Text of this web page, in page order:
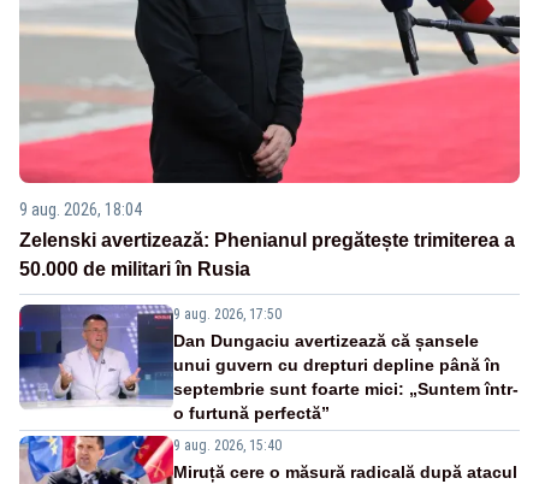
9 aug. 2026, 18:04
Zelenski avertizează: Phenianul pregătește trimiterea a
50.000 de militari în Rusia
9 aug. 2026, 17:50
Dan Dungaciu avertizează că șansele
unui guvern cu drepturi depline până în
septembrie sunt foarte mici: „Suntem într-
o furtună perfectă”
9 aug. 2026, 15:40
Miruță cere o măsură radicală după atacul